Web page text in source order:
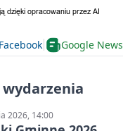
Facebook Google News
2026, 14:00